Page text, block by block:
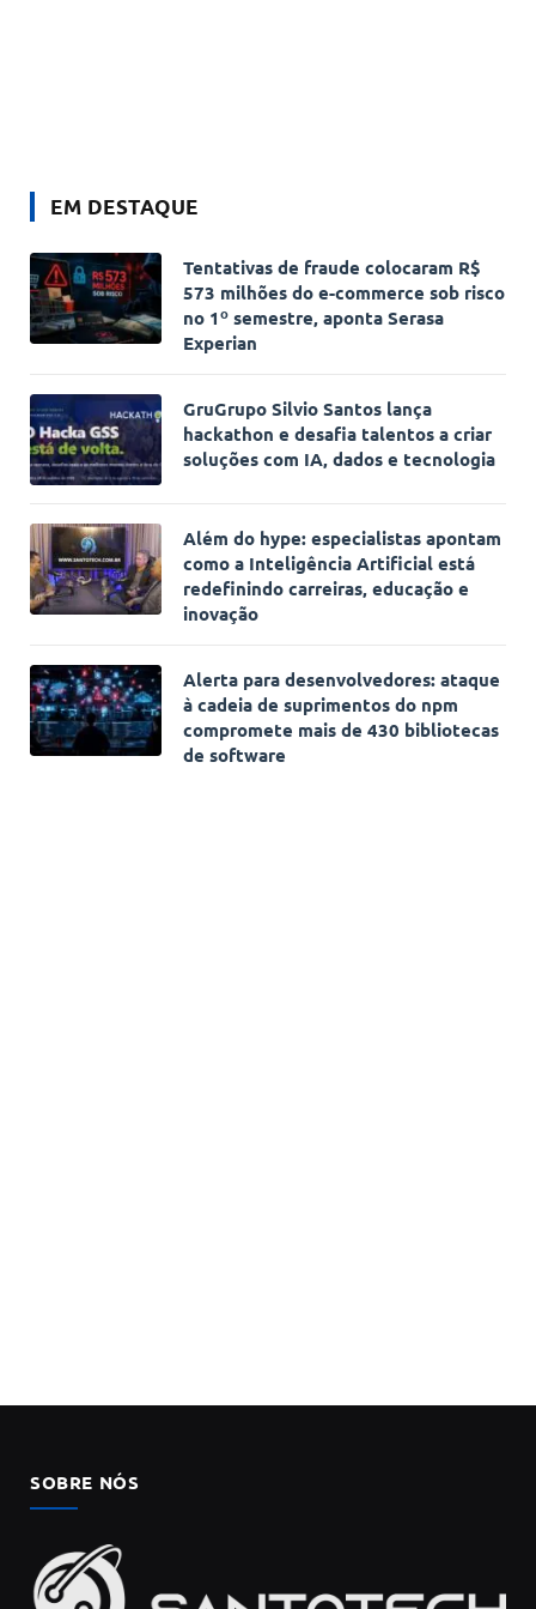
EM DESTAQUE
Tentativas de fraude colocaram R$
573 milhões do e-commerce sob risco
no 1º semestre, aponta Serasa
Experian
GruGrupo Silvio Santos lança
hackathon e desafia talentos a criar
soluções com IA, dados e tecnologia
Além do hype: especialistas apontam
como a Inteligência Artificial está
redefinindo carreiras, educação e
inovação
Alerta para desenvolvedores: ataque
à cadeia de suprimentos do npm
compromete mais de 430 bibliotecas
de software
SOBRE NÓS